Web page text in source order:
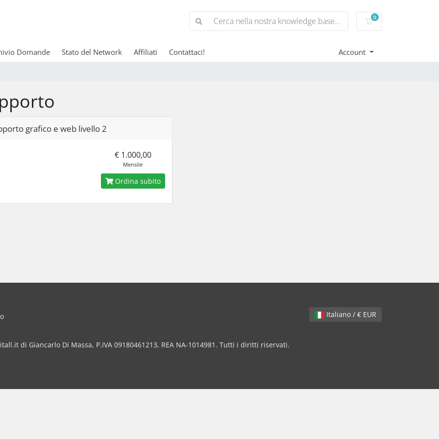
0
Carrello
Domande Stato del Network Affiliati Contattaci! Account
grafico e web livello 2
€ 1.000,00
Mensile
Ordina subito
Italiano / € EUR
di Giancarlo Di Massa, P.IVA 09180461213, REA NA-1014981. Tutti i diritti riservati.